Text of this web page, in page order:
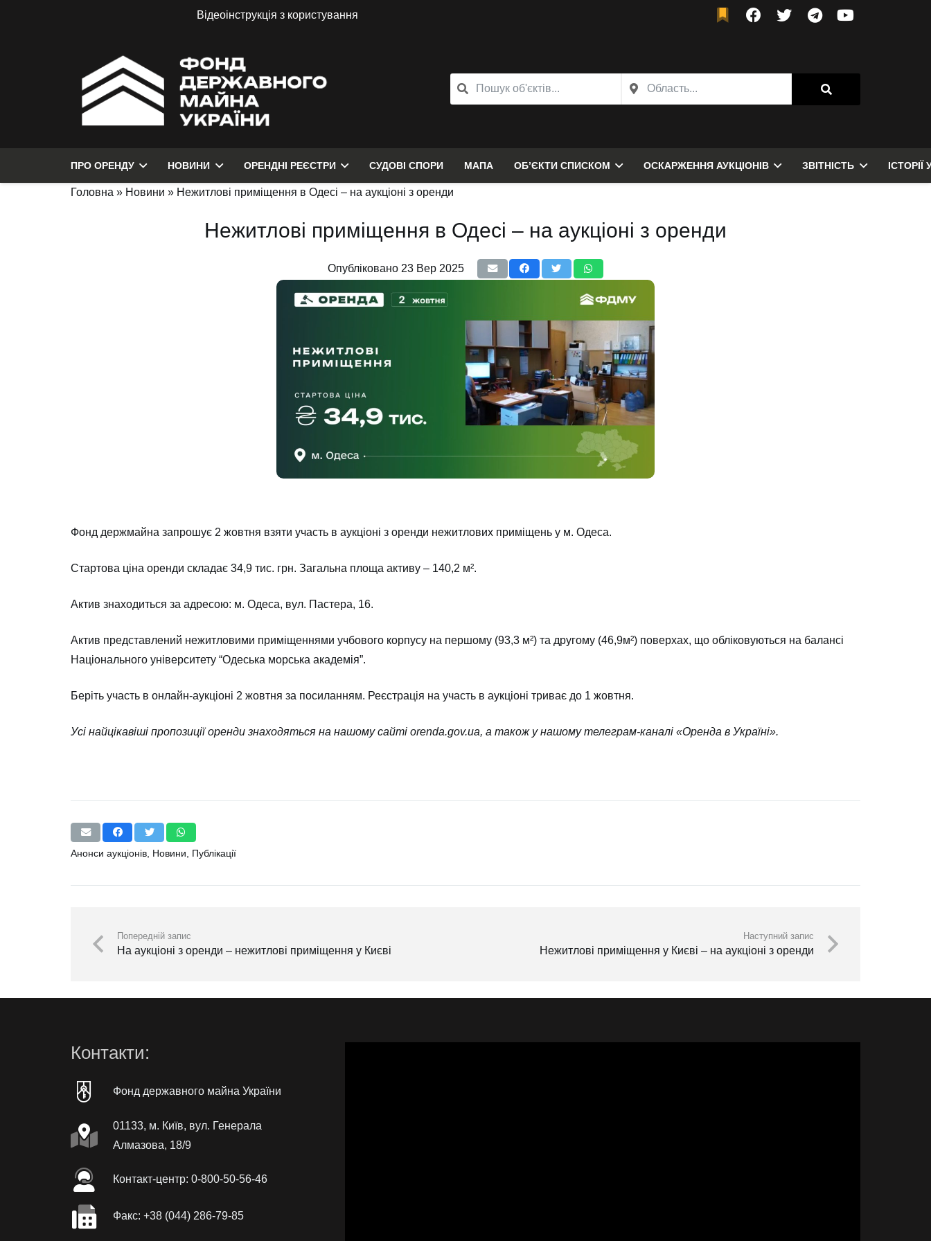
Відеоінструкція з користування
ПРО ОРЕНДУ НОВИНИ ОРЕНДНІ РЕЄСТРИ СУДОВІ СПОРИ МАПА ОБ’ЄКТИ СПИСКОМ ОСКАРЖЕННЯ АУКЦІОНІВ ЗВІТНІСТЬ ІСТОРІЇ
Головна » Новини » Нежитлові приміщення в Одесі – на аукціоні з оренди
Нежитлові приміщення в Одесі – на аукціоні з оренди
Опубліковано23 Вер 2025
Фонд держмайна запрошує 2 жовтня взяти участь в аукціоні з оренди нежитлових приміщень у м. Одеса.
Стартова ціна оренди складає 34,9 тис. грн. Загальна площа активу – 140,2 м².
Актив знаходиться за адресою: м. Одеса, вул. Пастера, 16.
Актив представлений нежитловими приміщеннями учбового корпусу на першому (93,3 м²) та другому (46,9м²) поверхах, що обліковуються на балансі
Національного університету “Одеська морська академія”.
Беріть участь в онлайн-аукціоні 2 жовтня за посиланням. Реєстрація на участь в аукціоні триває до 1 жовтня.
Усі найцікавіші пропозиції оренди знаходяться на нашому сайті orenda.gov.ua, а також у нашому телеграм-каналі «Оренда в Україні».
Анонси аукціонів Новини Публікації
Попередній запис
На аукціоні з оренди – нежитлові приміщення у Києві
Наступний запис
Нежитлові приміщення у Києві – на аукціоні з оренди
Контакти:
Фонд державного майна України
01133, м. Київ, вул. Генерала
Алмазова, 18/9
Контакт-центр: 0-800-50-56-46
Факc: +38 (044) 286-79-85